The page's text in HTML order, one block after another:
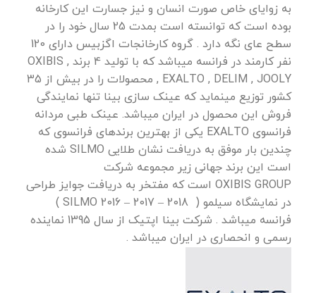
به زوایای خاص صورت انسان و نیز جسارت این کارخانه
بوده است که توانسته است بمدت 25 سال خود را در
سطح عای نگه دارد . گروه کارخانجات اگزبیس دارای 120
نفر کارمند در فرانسه میباشد که با تولید 4 برند , OXIBIS
, EXALTO , DELIM , JOOLY محصولات را در بیش از 35
کشور توزیع مینماید که عینک سازی بینا تنها نمایندگی
فروش این محصول در ایران میباشد. عینک طبی مردانه
فرانسوی EXALTO یکی از بهترین برندهای فرانسوی که
چندین بار موفق به دریافت نشان طلایی SILMO شده
است این برند جهانی زیر مجموعه شرکت
OXIBIS GROUP است که مفتخر به دریافت جوایز طراحی
در نمایشگاه سیلمو ( 2018 – 2017 – 2016 SILMO )
فرانسه میباشد . شرکت بینا اپتیک از سال 1395 نماینده
رسمی و انحصاری در ایران میباشد .